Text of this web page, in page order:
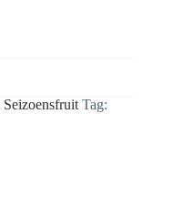
Seizoensfruit Tag: